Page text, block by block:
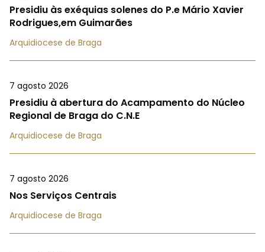
Presidiu às exéquias solenes do P.e Mário Xavier
Rodrigues,em Guimarães
Arquidiocese de Braga
7 agosto 2026
Presidiu à abertura do Acampamento do Núcleo
Regional de Braga do C.N.E
Arquidiocese de Braga
7 agosto 2026
Nos Serviços Centrais
Arquidiocese de Braga